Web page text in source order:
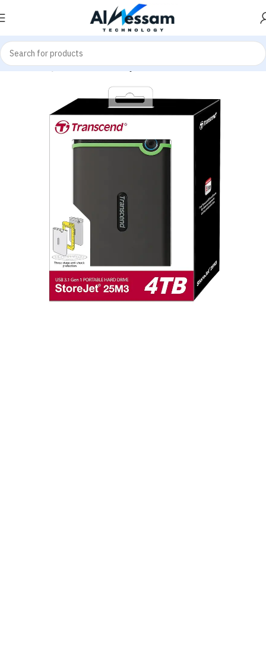
Home هاردات - Hardware هاردات HDD